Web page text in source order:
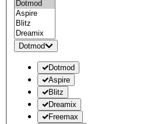
Dotmod
Dotmod
Aspire
Blitz
Dreamix
Freemax